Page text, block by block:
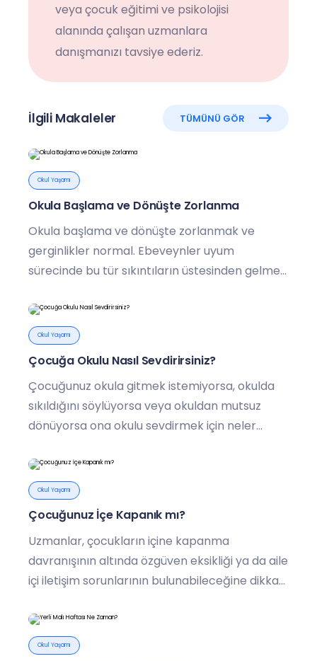
veya çocuk eğitimi ve psikolojisi
alanında çalışan uzmanlara
danışmanızı tavsiye ederiz.
İlgili Makaleler TÜMÜNÜ GÖR
Okul Yaşamı
Okula Başlama ve Dönüşte Zorlanma
Okula başlama ve dönüşte zorlanmak ve
gerginlikler normal. Ebeveynler uyum
sürecinde bu tür sıkıntıların üstesinden gelmek
Okul Yaşamı
Çocuğa Okulu Nasıl Sevdirirsiniz?
Çocuğunuz okula gitmek istemiyorsa, okulda
sıkıldığını söylüyorsa veya okuldan mutsuz
dönüyorsa ona okulu sevdirmek için neler
yönlendirmesiyle çocuklar okulla ve
öğrenmeyle olumlu bir bağ kurabilir.
Okul Yaşamı
Çocuğunuz İçe Kapanık mı?
Uzmanlar, çocukların içine kapanma
davranışının altında özgüven eksikliği ya da aile
içi iletişim sorunlarının bulunabileceğine dikkat
Okul Yaşamı